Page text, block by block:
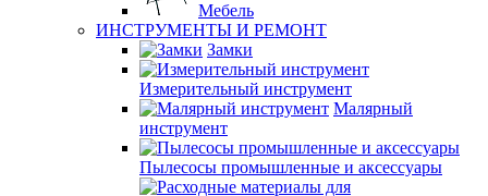
Мебель
ИНСТРУМЕНТЫ И РЕМОНТ
Замки
Измерительный инструмент
Малярный
инструмент
Пылесосы промышленные и аксессуары